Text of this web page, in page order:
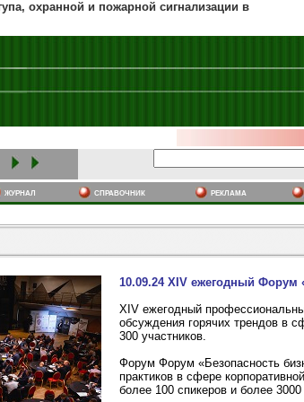
охранной и пожарной сигнализации в
журнал cправочник реклама
10.09.24 XIV ежегодный Форум
XIV ежегодный
обсуждения горячих трендов в
300 участников.
Форум Форум «Безопасность
практиков в сфере
более 100 спикеров и более 3000